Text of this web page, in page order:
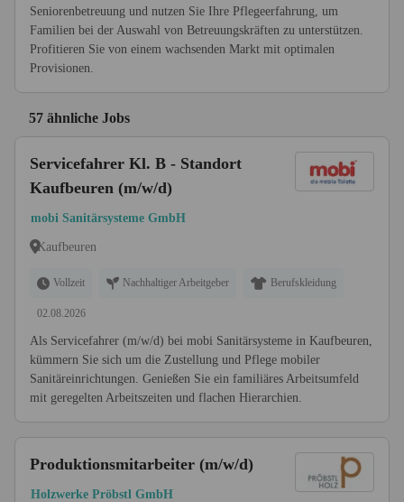
Seniorenbetreuung und nutzen Sie Ihre Pflegeerfahrung, um
Familien bei der Auswahl von Betreuungskräften zu unterstützen.
Profitieren Sie von einem wachsenden Markt mit optimalen
Provisionen.
57 ähnliche Jobs
Servicefahrer Kl. B - Standort
Kaufbeuren (m/w/d)
mobi Sanitärsysteme GmbH
Kaufbeuren
Vollzeit Nachhaltiger Arbeitgeber Berufskleidung
02.08.2026
Als Servicefahrer (m/w/d) bei mobi Sanitärsysteme in Kaufbeuren,
kümmern Sie sich um die Zustellung und Pflege mobiler
Sanitäreinrichtungen. Genießen Sie ein familiäres Arbeitsumfeld
mit geregelten Arbeitszeiten und flachen Hierarchien.
Produktionsmitarbeiter (m/w/d)
Holzwerke Pröbstl GmbH